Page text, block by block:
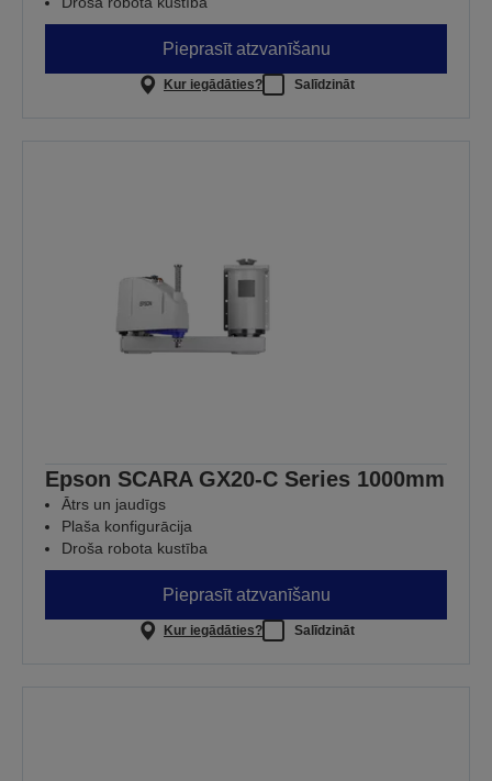
Pieprasīt atzvanīšanu
Kur iegādāties? Salīdzināt
Epson SCARA GX20-C Series 1000mm
Ātrs un jaudīgs
Plaša konfigurācija
Droša robota kustība
Pieprasīt atzvanīšanu
Kur iegādāties? Salīdzināt